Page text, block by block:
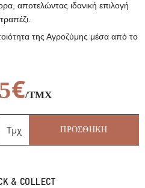
αποτελώντας ιδανική επιλογή
της Αγροζύμης μέσα από το
€/ΤΜΧ
Τμχ ΠΡΟΣΘΉΚΗ
& COLLECT